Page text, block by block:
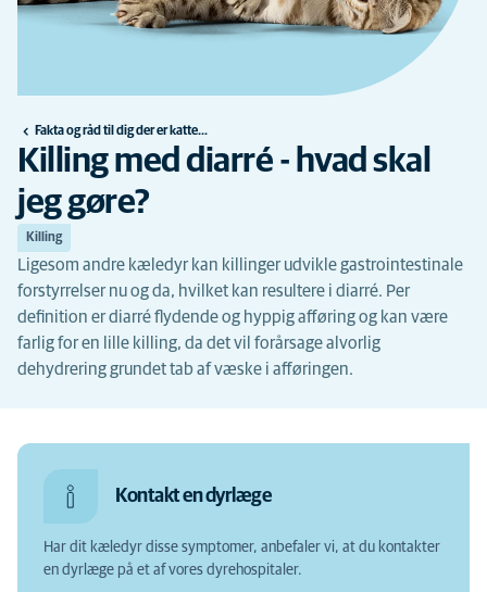
Fakta og råd til dig der er katteejer
Killing med diarré - hvad skal
jeg gøre?
Killing
Ligesom andre kæledyr kan killinger udvikle gastrointestinale
forstyrrelser nu og da, hvilket kan resultere i diarré. Per
definition er diarré flydende og hyppig afføring og kan være
farlig for en lille killing, da det vil forårsage alvorlig
dehydrering grundet tab af væske i afføringen.
Kontakt en dyrlæge
Har dit kæledyr disse symptomer, anbefaler vi, at du kontakter
en dyrlæge på et af vores dyrehospitaler.